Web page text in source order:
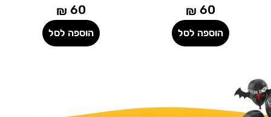
60
הוספה לסל
60
הוספה לסל